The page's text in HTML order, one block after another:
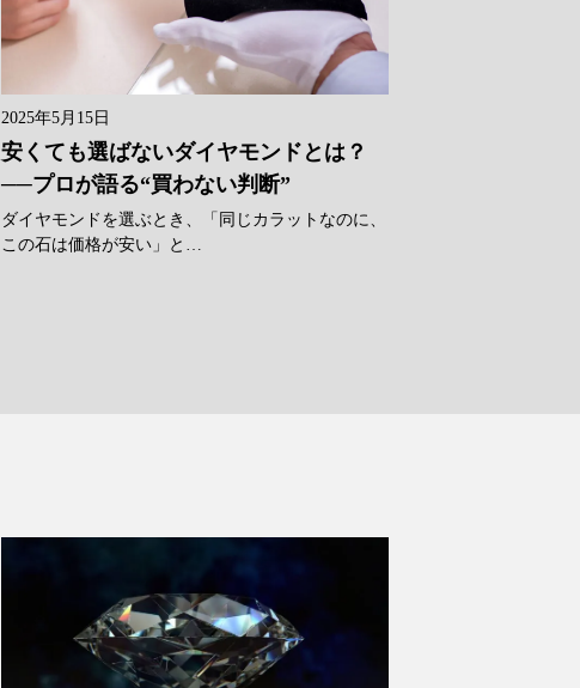
2025年5月15日
安くても選ばないダイヤモンドとは？
──プロが語る“買わない判断”
ダイヤモンドを選ぶとき、「同じカラットなのに、
この石は価格が安い」と…